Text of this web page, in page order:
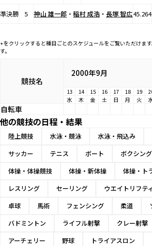
準決勝 5 神山 雄一郎 ・ 稲村 成浩 ・ 長塚 智広45.264
+をクリックすると種目ごとのスケジュールをご覧いただけ
す。
競技名
2000年9月
13 14 15 16 17 18 19
水
木 金 土 日 月 火
自転車
他の競技の日程・結果
陸上競技 水泳・競泳 水泳・飛込み
サッカー
テニス ボート ボクシング
体操・体操競技
体操・新体操
体操・ト
レスリング
セーリング ウエイトリフテ
卓球
馬術 フェンシング 柔道
バドミントン
ライフル射撃 クレー射撃
アーチェリー
野球 トライアスロン